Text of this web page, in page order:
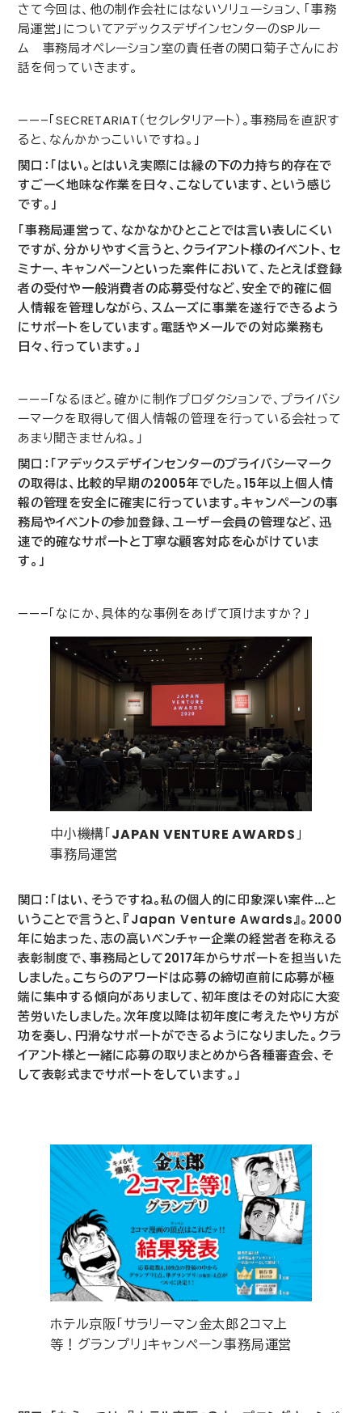
さて今回は、他の制作会社にはないソリューション、「事務
局運営」についてアデックスデザインセンターのSPルー
ム 事務局オペレーション室の責任者の関口菊子さんにお
話を伺っていきます。
——–「SECRETARIAT（セクレタリアート）。事務局を直訳す
ると、なんかかっこいいですね。」
関口：「はい。とはいえ実際には縁の下の力持ち的存在で
すごーく地味な作業を日々、こなしています、という感じ
です。」
「事務局運営って、なかなかひとことでは言い表しにくい
ですが、分かりやすく言うと、クライアント様のイベント、セ
ミナー、キャンペーンといった案件において、たとえば登録
者の受付や一般消費者の応募受付など、安全で的確に個
人情報を管理しながら、スムーズに事業を遂行できるよう
にサポートをしています。電話やメールでの対応業務も
日々、行っています。」
——–「なるほど。確かに制作プロダクションで、プライバシ
ーマークを取得して個人情報の管理を行っている会社って
あまり聞きませんね。」
関口：「アデックスデザインセンターのプライバシーマーク
の取得は、比較的早期の2005年でした。15年以上個人情
報の管理を安全に確実に行っています。キャンペーンの事
務局やイベントの参加登録、ユーザー会員の管理など、迅
速で的確なサポートと丁寧な顧客対応を心がけていま
す。」
——–「なにか、具体的な事例をあげて頂けますか？」
中小機構「JAPAN VENTURE AWARDS」
事務局運営
関口：「はい、そうですね。私の個人的に印象深い案件…と
いうことで言うと、『Japan Venture Awards』。 2000
年に始まった、志の高いベンチャー企業の経営者を称える
表彰制度で、事務局として2017年からサポートを担当いた
しました。こちらのアワードは応募の締切直前に応募が極
端に集中する傾向がありまして、初年度はその対応に大変
苦労いたしました。次年度以降は初年度に考えたやり方が
功を奏し、円滑なサポートができるようになりました。クラ
イアント様と一緒に応募の取りまとめから各種審査会、そ
して表彰式までサポートをしています。」
ホテル京阪「サラリーマン金太郎２コマ上
等！グランプリ」キャンペーン事務局運営